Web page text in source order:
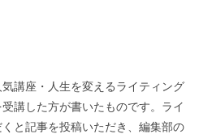
講座・人生を変えるライティング
講した方が書いたものです。ライ
と記事を投稿いただき、編集部の